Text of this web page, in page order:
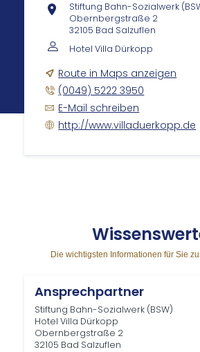
Stiftung Bahn-Sozialwerk
Obernbergstraße 2
32105 Bad Salzuflen
Hotel Villa Dürkopp
Route in Maps anzeigen
(0049) 5222 3950
E-Mail schreiben
http://www.villaduerkopp.de
Die wichtigsten Informationen für Sie
Ansprechpartner
Stiftung Bahn-Sozialwerk (BSW)
Hotel Villa Dürkopp
Obernbergstraße 2
32105 Bad Salzuflen